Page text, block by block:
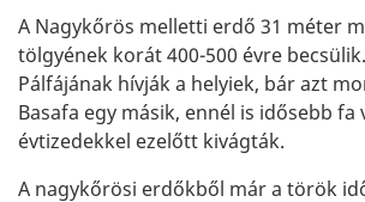
A Nagykőrös melletti erdő 31 méter
tölgyének korát 400-500 évre
Pálfájának hívják a helyiek, bár azt
Basafa egy másik, ennél is idősebb fa
évtizedekkel ezelőtt kivágták.
A nagykőrösi erdőkből már a török